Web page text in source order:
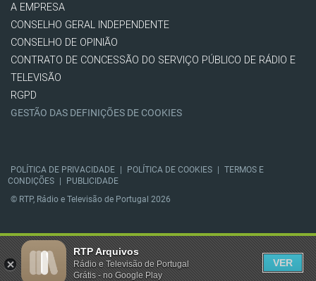
A EMPRESA
CONSELHO GERAL INDEPENDENTE
CONSELHO DE OPINIÃO
CONTRATO DE CONCESSÃO DO SERVIÇO PÚBLICO DE RÁDIO E
TELEVISÃO
RGPD
GESTÃO DAS DEFINIÇÕES DE COOKIES
POLÍTICA DE PRIVACIDADE | POLÍTICA DE COOKIES | TERMOS E
CONDIÇÕES |
PUBLICIDADE
© RTP, Rádio e Televisão de Portugal 2026
RTP Arquivos
Rádio e Televisão de Portugal
Grátis - no Google Play
VER